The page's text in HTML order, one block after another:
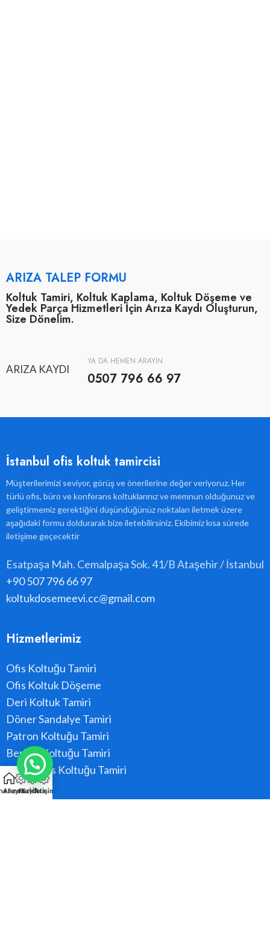
ARIZA TALEP FORMU
Koltuk Tamiri, Koltuk Kaplama, Koltuk Döşeme ve
Yedek Parça Hizmetleri İçin Arıza Kaydı Oluşturun,
Size Dönelim.
ARIZA KAYDI
YA DA HEMEN ARAYIN
0507 796 66 97
İstanbul ofis koltuk tamircisi
Müşterilerimizi seviyor, görüş ve önerilerine değer veriyoruz. Her
türlü ofis, büro ve konferans koltuklarınız ve memnun olduğunuz ve
geliştirmemiz gerektiğini düşündüğünüz noktaları iletmek üzere
aşağıdaki formu doldurarak bize iletebilirsiniz. Ekibimiz kısa sürede
iletişime geçecektir
Esatpaşa Mah. Cemalpaşa Sok. 41/B Ataşehir / İstanbul
+90 507 796 66 97
koltukdosemeevi.cc@gmail.com
Hizmetlerimiz
Ofis Koltuğu Tamiri
Ofis Koltuk Döşeme
Deri Koltuk Tamiri
Döner Sandalye Tamiri
Patron Koltuğu Tamiri
Berber Koltuğu Tamiri
Konferans Koltuğu Tamiri
Sayfa
Arıza Kaydı
Hızlı Ara
İletişim